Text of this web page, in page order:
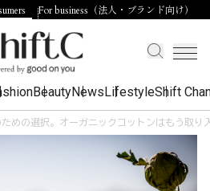
For business（法人・ブランド向け）
BeautyNewsLifestyleShift
めの選択。オーガニックコットンはもう取り